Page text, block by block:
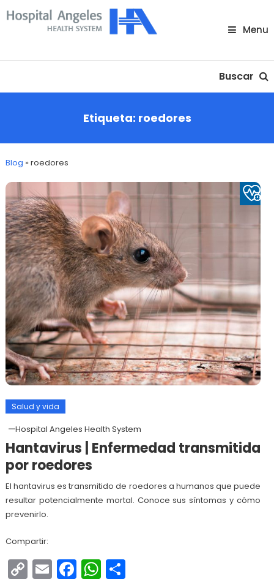
Skip
To
Menu
Buscar
Etiqueta: roedores
Blog »roedores
Salud y vida
Hospital Angeles Health System
Hantavirus | Enfermedad transmitida
por roedores
El hantavirus es transmitido de roedores a humanos que puede
resultar potencialmente mortal. Conoce sus síntomas y cómo
prevenirlo.
Compartir:
CopyEmailFacebook
WhatsApp
Compartir